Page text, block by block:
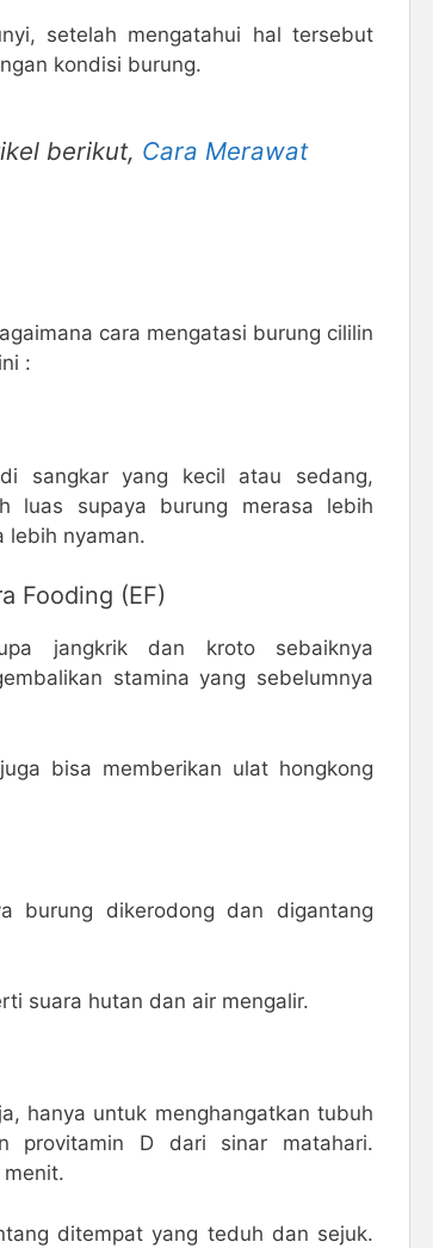
setelah mengatahui hal tersebut
kondisi burung.
berikut, Cara Merawat
cara mengatasi burung cililin
:
sangkar yang kecil atau sedang,
luas supaya burung merasa lebih
lebih nyaman.
Fooding (EF)
jangkrik dan kroto sebaiknya
stamina yang sebelumnya
bisa memberikan ulat hongkong
burung dikerodong dan digantang
suara hutan dan air mengalir.
hanya untuk menghangatkan tubuh
provitamin D dari sinar matahari.
ditempat yang teduh dan sejuk.